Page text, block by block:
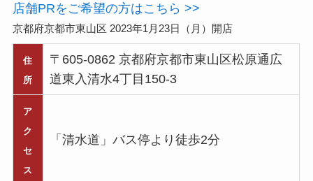
店舗PRをご希望の方はこちら >>
京都府京都市東山区 2023年1月23日（月）開店
住
所
〒605-0862 京都府京都市東山区松原通広
道東入清水4丁目150-3
ア
ク
セ
ス
「清水道」バス停より徒歩2分